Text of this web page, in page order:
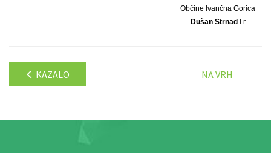
Občine Ivančna Gorica
Dušan Strnad
l.r.
KAZALO NA VRH